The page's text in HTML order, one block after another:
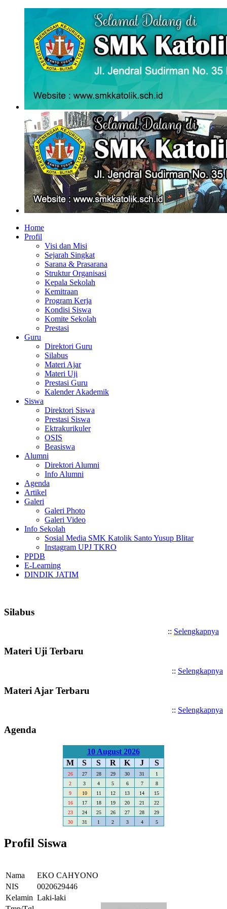
Home
Profil
Visi dan Misi
Sejarah Singkat
Sarana & Prasarana
Struktur Organisasi
Kepala Sekolah
Kemitraan
Program Kerja
Kondisi Siswa
Komite Sekolah
Prestasi
Guru
Direktori Guru
Silabus
Materi Ajar
Materi Uji
Prestasi Guru
Kalender Akademik
Siswa
Direktori Siswa
Prestasi Siswa
Ektrakurikuler
OSIS
Beasiswa
Alumni
Direktori Alumni
Info Alumni
Agenda
Artikel
Galeri
Galeri Photo
Galeri Video
Info Sekolah
Sosial Media SMK Katolik Santo Yusup Blitar
Instagram UPJ TKRO
PPDB
E-Learning
DINDIK JATIM
Silabus
:: Selengkapnya
Materi Uji Terbaru
:: Selengkapnya
Materi Ajar Terbaru
:: Selengkapnya
Agenda
10 August 2026
M
S S R K J S
26 27 28 29 30 31
1
2
3 4 5 6 7
8
9
10 11 12 13 14
15
16
17 18 19 20 21
22
23
24 25 26 27 28
29
30
31 1 2 3 4 5
Profil Siswa
Nama
EKO CAHYONO
NIS
0020629446
Kelamin Laki-laki